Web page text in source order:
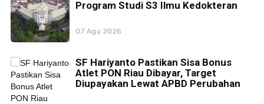
Program Studi S3 Ilmu Kedokteran
07 Agu 2026
SF Hariyanto Pastikan Sisa Bonus
Atlet PON Riau Dibayar, Target
Diupayakan Lewat APBD Perubahan